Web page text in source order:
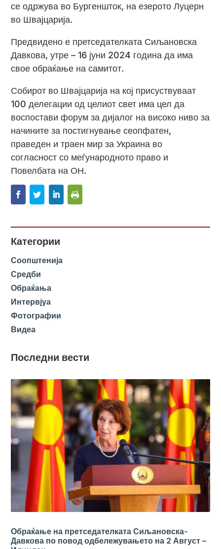
се одржува во Бургеншток, на езерото Луцерн
во Швајцарија.
Предвидено е претседателката Сиљановска
Давкова, утре – 16 јуни 2024 година да има
свое обраќање на самитот.
Собирот во Швајцарија на кој присуствуваат
100 делегации од целиот свет има цел да
воспостави форум за дијалог на високо ниво за
начините за постигнување сеопфатен,
праведен и траен мир за Украина во
согласност со меѓународното право и
Повелбата на ОН.
Категории
Соопштенија
Средби
Обраќања
Интервјуа
Фотографии
Видеа
Последни вести
Обраќање на претседателката Сиљановска-
Давкова по повод одбележувањето на 2 Август –